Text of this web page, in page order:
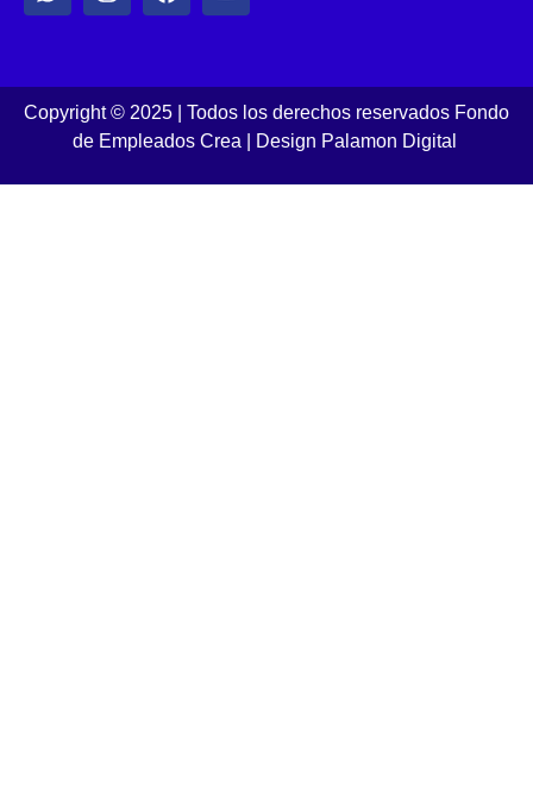
Copyright © 2025 | Todos los derechos reservados Fondo
de Empleados Crea
Design Palamon Digital